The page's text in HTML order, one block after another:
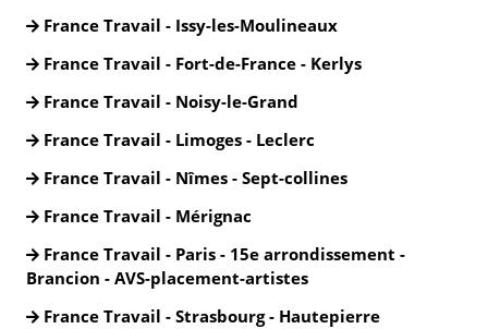
France Travail - Issy-les-Moulineaux
France Travail - Fort-de-France - Kerlys
France Travail - Noisy-le-Grand
France Travail - Limoges - Leclerc
France Travail - Nîmes - Sept-collines
France Travail - Mérignac
France Travail - Paris - 15e arrondissement -
Brancion - AVS-placement-artistes
France Travail - Strasbourg - Hautepierre